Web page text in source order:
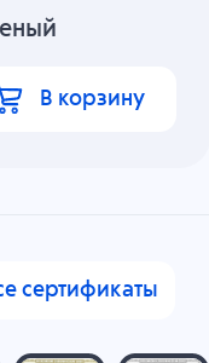
В корзину
сертификаты